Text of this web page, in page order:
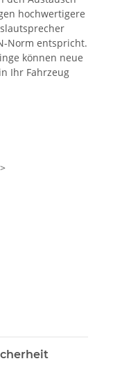
hochwertigere
Norm entspricht.
können neue
Ihr Fahrzeug